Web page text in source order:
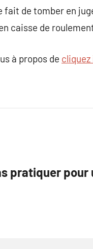
fait de tomber en
caisse de
à propos de cliquez
pratiquer pour